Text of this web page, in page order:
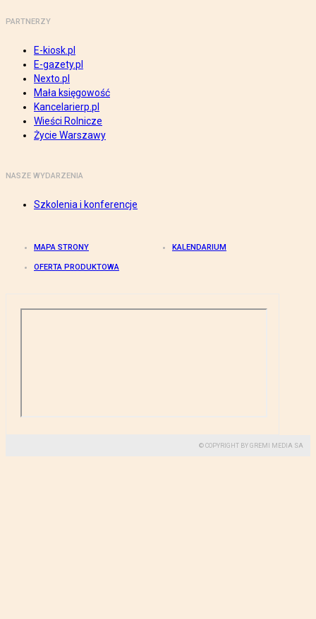
PARTNERZY
E-kiosk.pl
E-gazety.pl
Nexto.pl
Mała księgowość
Kancelarierp.pl
Wieści Rolnicze
Życie Warszawy
NASZE WYDARZENIA
Szkolenia i konferencje
MAPA STRONY KALENDARIUM
OFERTA PRODUKTOWA
© COPYRIGHT BY GREMI MEDIA SA